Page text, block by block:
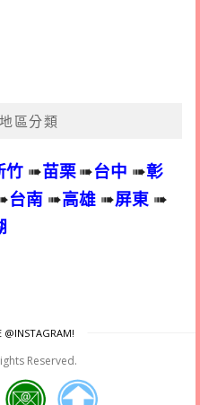
區分類
竹 ➠苗栗➠台中 ➠彰
台南 ➠高雄 ➠屏東 ➠
@INSTAGRAM!
Reserved.